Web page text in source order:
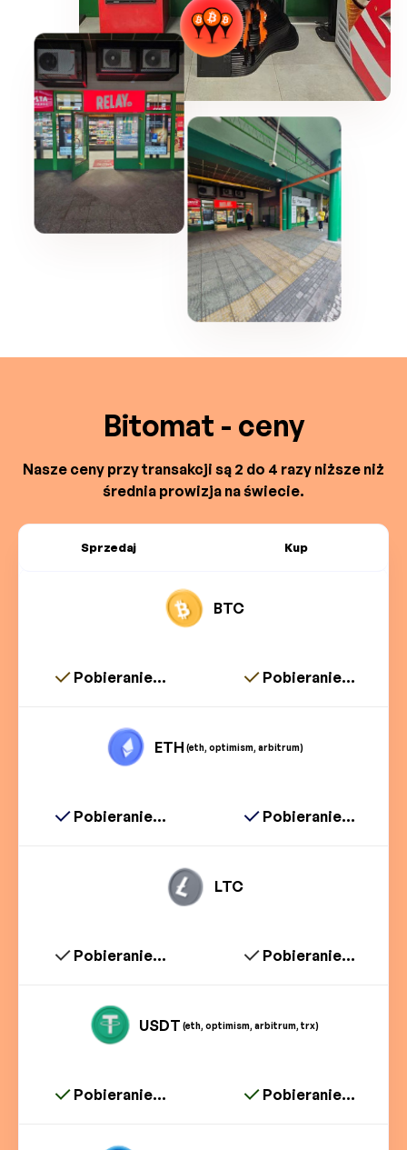
Bitomat - ceny
Nasze ceny przy transakcji są 2 do 4 razy niższe niż
średnia prowizja na świecie.
Sprzedaj Kup
BTC
Pobieranie... Pobieranie...
ETH (eth, optimism, arbitrum)
Pobieranie... Pobieranie...
LTC
Pobieranie... Pobieranie...
USDT (eth, optimism, arbitrum, trx)
Pobieranie... Pobieranie...